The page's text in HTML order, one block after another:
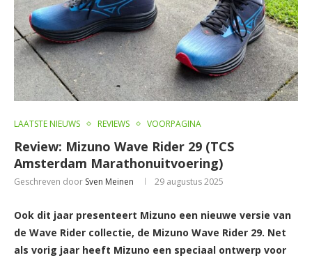
LAATSTE NIEUWS REVIEWS VOORPAGINA
Review: Mizuno Wave Rider 29 (TCS
Amsterdam Marathonuitvoering)
Geschreven door Sven Meinen 29 augustus 2025
Ook dit jaar presenteert Mizuno een nieuwe versie van
de Wave Rider collectie, de Mizuno Wave Rider 29. Net
als vorig jaar heeft Mizuno een speciaal ontwerp voor